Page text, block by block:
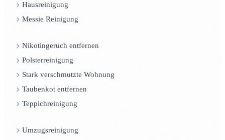
Hausreinigung
Messie Reinigung
Nikotingeruch entfernen
Polsterreinigung
Stark verschmutzte Wohnung
Taubenkot entfernen
Teppichreinigung
Umzugsreinigung